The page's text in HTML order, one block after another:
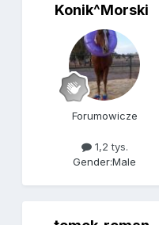
Konik^Morski
Forumowicze
1,2 tys.
Gender:Male